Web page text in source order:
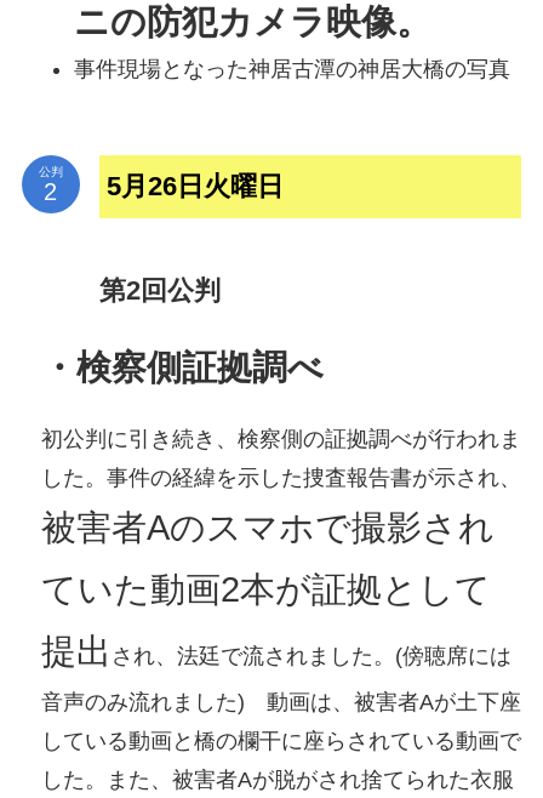
ニの防犯カメラ映像。
事件現場となった神居古潭の神居大橋の写真
公判 5月26日火曜日
第2回公判
・検察側証拠調べ
初公判に引き続き、検察側の証拠調べが行われま
した。事件の経緯を示した捜査報告書が示され、
被害者Aのスマホで撮影され
ていた動画2本が証拠として
提出 され、法廷で流されました。(傍聴席には
音声のみ流れました) 動画は、被害者Aが土下座
している動画と橋の欄干に座らされている動画で
した。また、被害者Aが脱がされ捨てられた衣服